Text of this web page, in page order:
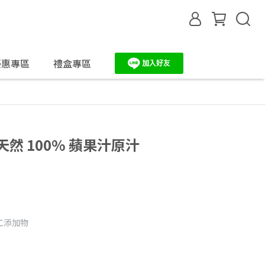
專區 禮盒專區
然 100% 蘋果汁原汁
添加物